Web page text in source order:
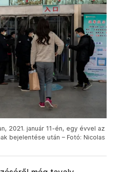
2021. január 11-én, egy évvel az
bejelentése után – Fotó: Nicolas